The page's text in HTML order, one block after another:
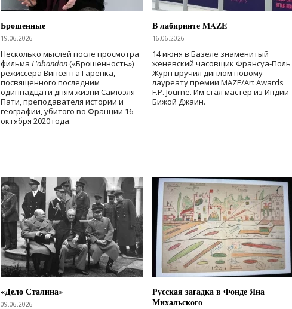
Брошенные
19.06.2026
Несколько мыслей после просмотра
фильма L'abandon(«Брошенность»)
режиссера Винсента Гаренка,
посвященного последним
одиннадцати дням жизни Самюэля
Пати, преподавателя истории и
географии, убитого во Франции 16
октября 2020 года.
В лабиринте MAZE
16.06.2026
14 июня в Базеле знаменитый
женевский часовщик Франсуа-Поль
Журн вручил диплом новому
лауреату премии MAZE/Art Awards
F.P. Journe. Им стал мастер из Индии
Бижой Джаин.
«Дело Сталина»
09.06.2026
Русская загадка в Фонде Яна
Михальского